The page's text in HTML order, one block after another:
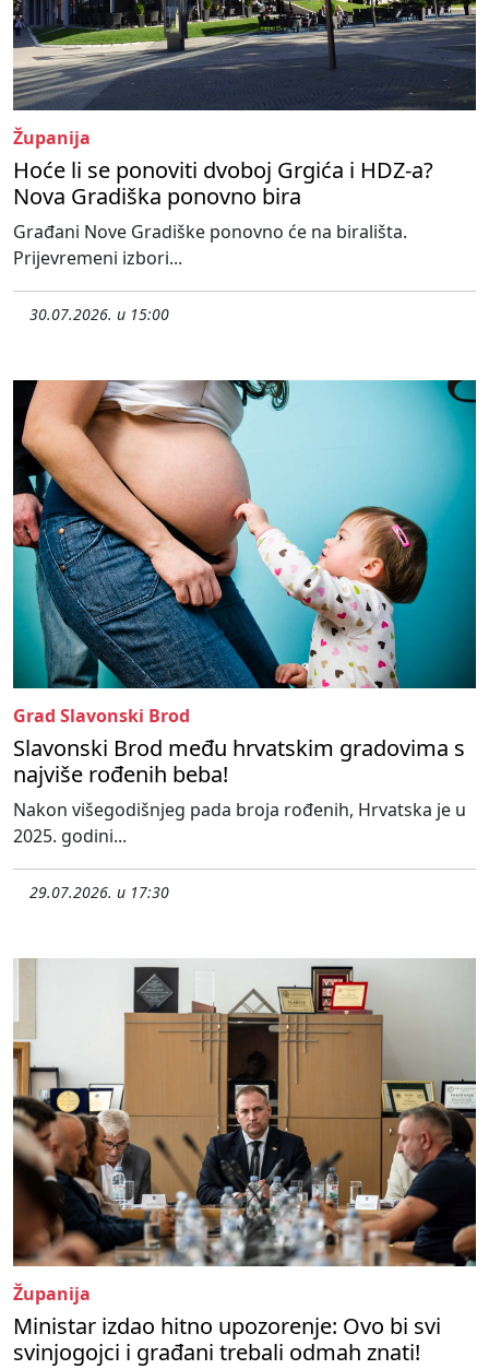
Županija
Hoće li se ponoviti dvoboj Grgića i HDZ-a?
Nova Gradiška ponovno bira
Građani Nove Gradiške ponovno će na birališta.
Prijevremeni izbori...
30.07.2026. u 15:00
Grad Slavonski Brod
Slavonski Brod među hrvatskim gradovima s
najviše rođenih beba!
Nakon višegodišnjeg pada broja rođenih, Hrvatska je u
2025. godini...
29.07.2026. u 17:30
Županija
Ministar izdao hitno upozorenje: Ovo bi svi
svinjogojci i građani trebali odmah znati!